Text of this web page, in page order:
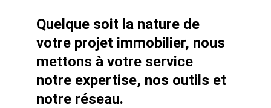
Quelque soit la nature de
votre projet immobilier, nous
mettons à votre service
notre expertise, nos outils et
notre réseau.